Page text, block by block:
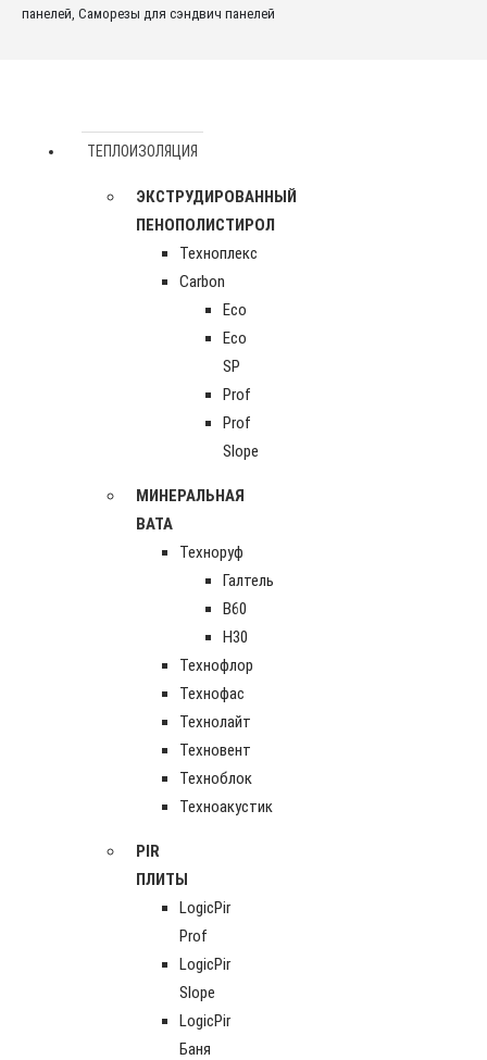
панелей Саморезы для сэндвич панелей
ТЕПЛОИЗОЛЯЦИЯ
ЭКСТРУДИРОВАННЫЙ
ПЕНОПОЛИСТИРОЛ
Техноплекс
Carbon
Eco
Eco
SP
Prof
Prof
Slope
МИНЕРАЛЬНАЯ
ВАТА
Техноруф
Галтель
В60
Н30
Технофлор
Технофас
Технолайт
Техновент
Техноблок
Техноакустик
PIR
ПЛИТЫ
LogicPir
Prof
LogicPir
Slope
LogicPir
Баня